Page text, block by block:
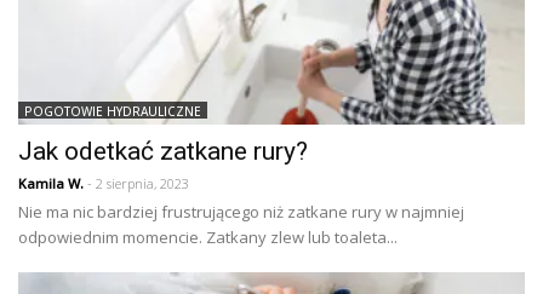
POGOTOWIE HYDRAULICZNE
Jak odetkać zatkane rury?
Kamila W. - 2 sierpnia, 2023
Nie ma nic bardziej frustrującego niż zatkane rury w najmniej
odpowiednim momencie. Zatkany zlew lub toaleta...